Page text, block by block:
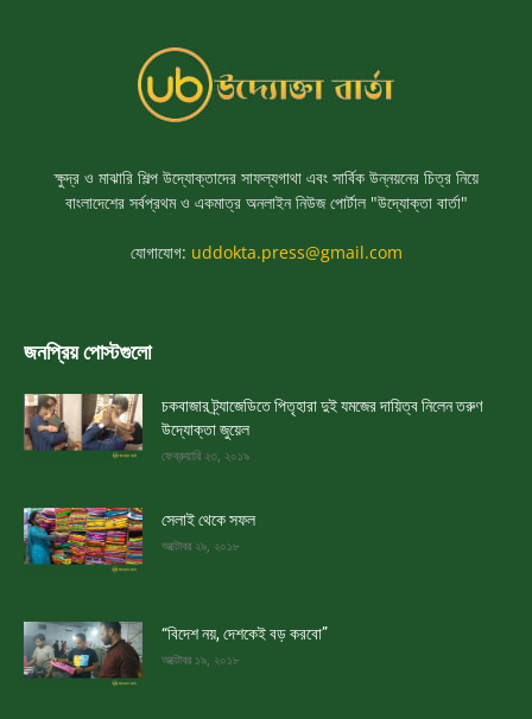
ক্ষুদ্র ও মাঝারি শিল্প উদ্যোক্তাদের সাফল্যগাথা এবং সার্বিক উন্নয়নের চিত্র নিয়ে
বাংলাদেশের সর্বপ্রথম ও একমাত্র অনলাইন নিউজ পোর্টাল "উদ্যোক্তা বার্তা"
যোগাযোগ: uddokta.press@gmail.com
জনপ্রিয় পোস্টগুলো
চকবাজার ট্র্যাজেডিতে পিতৃহারা দুই যমজের দায়িত্ব নিলেন তরুণ
উদ্যোক্তা জুয়েল
ফেব্রুয়ারি ২৩, ২০১৯
সেলাই থেকে সফল
অক্টোবর ২৯, ২০১৮
“বিদেশ নয়, দেশকেই বড় করবো”
অক্টোবর ১৯, ২০১৮